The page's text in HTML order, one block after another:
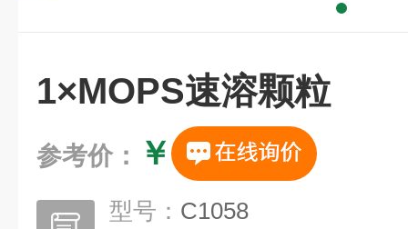
1×MOPS速溶颗粒
参考价： ￥
型号： C1058